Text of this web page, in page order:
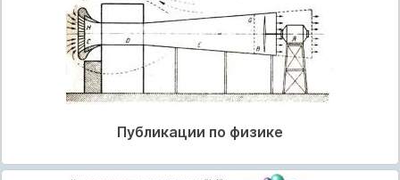
Публикации по физике